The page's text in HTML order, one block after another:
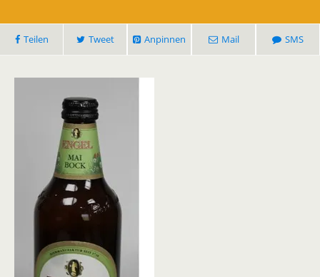
Teilen Tweet Anpinnen Mail SMS